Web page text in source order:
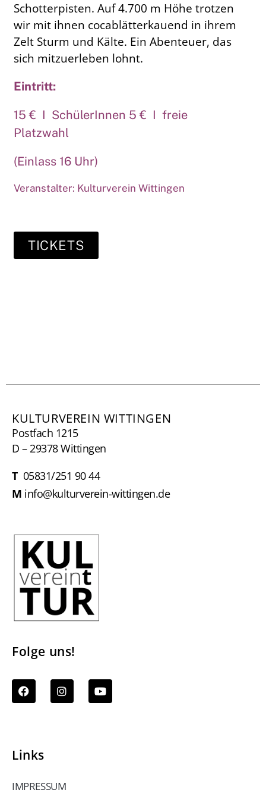
Schotterpisten. Auf 4.700 m Höhe trotzen
wir mit ihnen cocablätterkauend in ihrem
Zelt Sturm und Kälte. Ein Abenteuer, das
sich mitzuerleben lohnt.
Eintritt:
15 € I SchülerInnen 5 € I freie
Platzwahl
(Einlass 16 Uhr)
Veranstalter: Kulturverein Wittingen
TICKETS
KULTURVEREIN WITTINGEN
Postfach 1215
D – 29378 Wittingen
T05831/251 90 44
M info@kulturverein-wittingen.de
Folge uns!
Links
IMPRESSUM